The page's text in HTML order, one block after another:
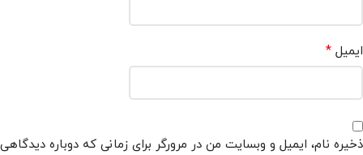
ایمیل *
ذخیره نام، ایمیل و وبسایت من در مرورگر برای زمانی که دوباره دیدگاهی